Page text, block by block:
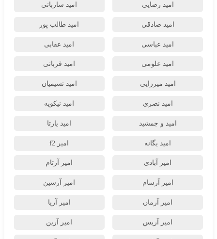
امید رضایی امید ساربانی
امید صادقی امید طالب پور
امید عباسی امید عقابی
امید علومی امید قربانی
امید میرزایی امید نسیمیان
امید نصری امید نیکویه
امید و جمشید امید یارتا
امید یگانه امیر f2
امیر آبادی امیر آرتام
امیر آرسام امیر آرسین
امیر آرمان امیر آریا
امیر آریس امیر آرین